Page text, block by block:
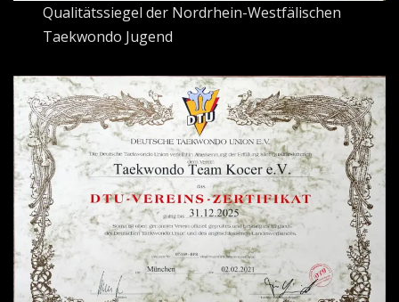
Qualitätssiegel der Nordrhein-Westfälischen
Taekwondo Jugend